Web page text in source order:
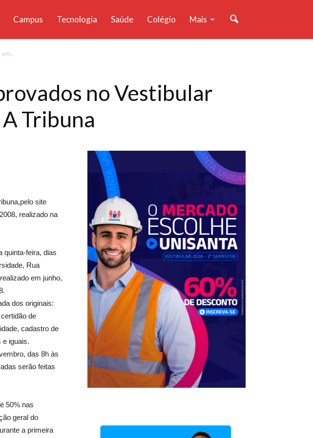
Campus Tecnologia Saúde Colégio Mais
no Vestibular
Tribuna
site
realizado na
quinta-feira, dias
Rua
em junho,
dos originais:
de
cadastro de
e iguais.
das 8h às
serão feitas
50% nas
geral do
a primeira